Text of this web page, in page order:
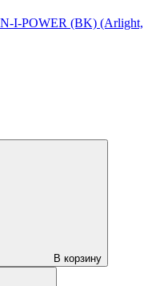
I-POWER (BK) (Arlight,
В корзину